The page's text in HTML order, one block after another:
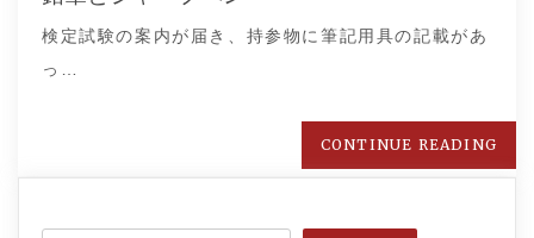
検定試験の案内が届き、持参物に筆記用具の記載があ
っ…
CONTINUE READING